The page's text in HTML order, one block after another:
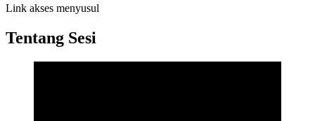
Link akses menyusul
Tentang Sesi